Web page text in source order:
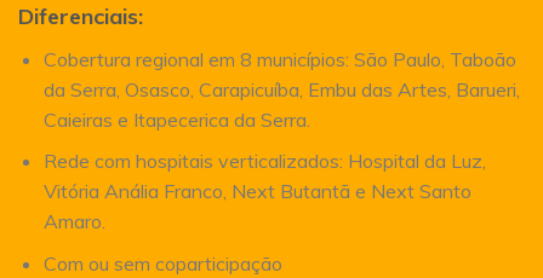
Diferenciais:
Cobertura regional em 8 municípios: São Paulo, Taboão
da Serra, Osasco, Carapicuíba, Embu das Artes, Barueri,
Caieiras e Itapecerica da Serra.
Rede com hospitais verticalizados: Hospital da Luz,
Vitória Anália Franco, Next Butantã e Next Santo
Amaro.
Com ou sem coparticipação